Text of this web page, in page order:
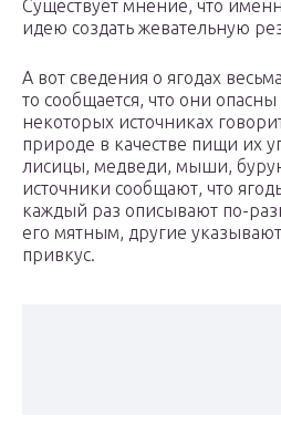
Существует мнение, что
идею создать жевательную
А вот сведения о ягодах
то сообщается, что они
некоторых источниках
природе в качестве пищи их
лисицы, медведи, мыши,
источники сообщают, что
каждый раз описывают по-
его мятным, другие
привкус.